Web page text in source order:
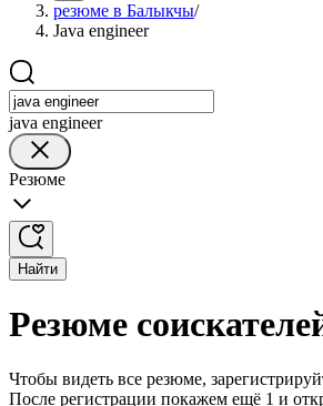
резюме в Балыкчы/
Java engineer
java engineer
Резюме
Найти
Резюме
Чтобы видеть все резюме,
После регистрации покажем ещё 1 и